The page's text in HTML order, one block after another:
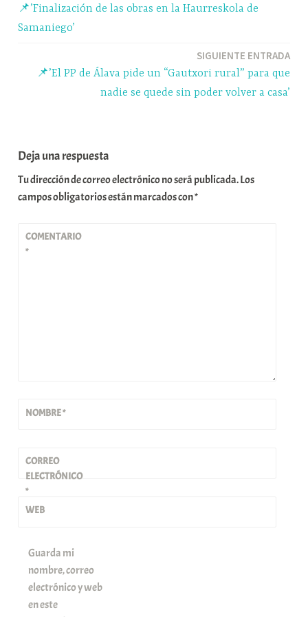
de📌’Finalización de las obras en la Haurreskola de
Samaniego’
SIGUIENTE ENTRADA
📌’El PP de Álava pide un “Gautxori rural” para que
nadie se quede sin poder volver a casa’
Deja una respuesta
Tu dirección de correo electrónico no será publicada.Los
campos obligatorios están marcados con*
COMENTARIO
*
NOMBRE*
CORREO
ELECTRÓNICO
*
WEB
Guarda mi
nombre, correo
electrónico y web
en este